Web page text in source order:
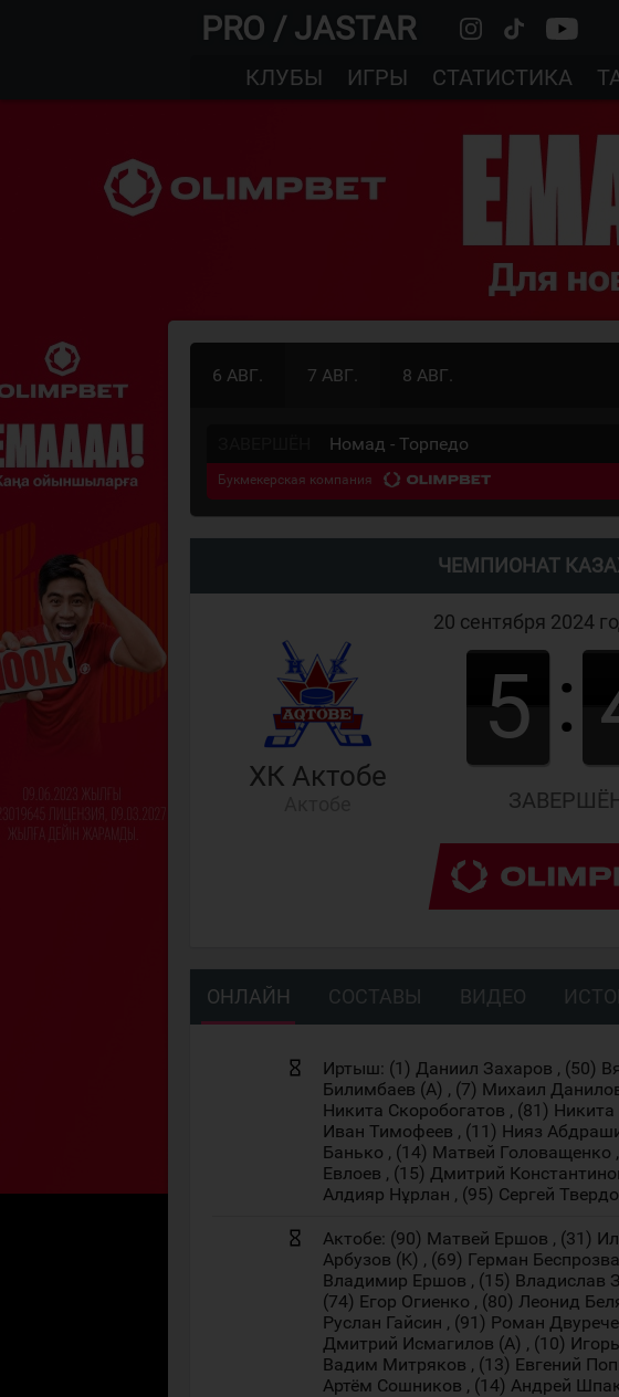
PRO / JASTAR
КЛУБЫ
ИГРЫ СТАТИСТИКА
6 АВГ. 7 АВГ. 8 АВГ.
Номад - Торпедо
Букмекерская компания
ЧЕМПИОНАТ
20 сентября 2024
ХК Актобе
5 :
ОНЛАЙН СОСТАВЫ ВИДЕО
Иртыш: (1) Даниил Захаров , (50)
Билимбаев (A) , (7) Михаил
Никита Скоробогатов , (81)
Иван Тимофеев , (11) Нияз
Банько , (14) Матвей Головащенко
Евлоев , (15) Дмитрий
Алдияр Нұрлан , (95) Сергей
Актобе: (90) Матвей Ершов , (31)
Арбузов (K) , (69) Герман
Владимир Ершов , (15) Владислав
(74) Егор Огиенко , (80) Леонид
Руслан Гайсин , (91) Роман
Дмитрий Исмагилов (A) , (10)
Вадим Митряков , (13) Евгений
Артём Сошников , (14) Андрей